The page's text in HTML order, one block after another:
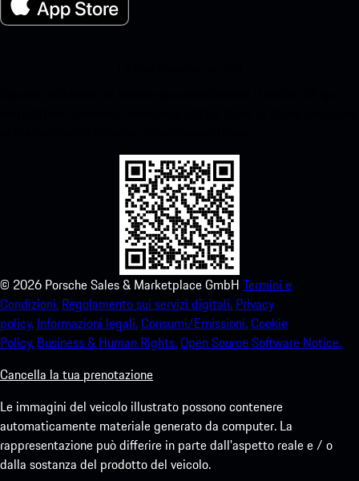
© 2026 Porsche Sales & Marketplace GmbH Termini e
Condizioni. Regolamento sui servizi digitali. Privacy
policy. Informazioni legali.Consumi/Emissioni.Cookie
Policy. Business & Human Rights.Open Source Software Notice.
Cancella la tua prenotazione
Le immagini del veicolo illustrato possono contenere
automaticamente materiale generato da computer. La
rappresentazione può differire in parte dall'aspetto reale e / o
dalla sostanza del prodotto del veicolo.